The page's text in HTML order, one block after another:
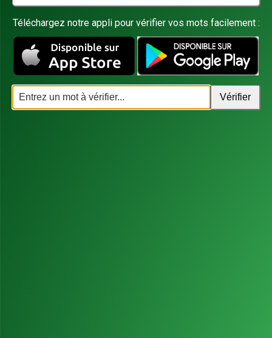
Téléchargez notre appli pour vérifier vos mots facilement :